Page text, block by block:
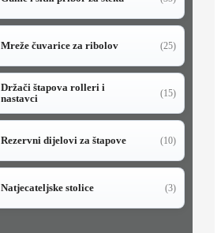
Mreže čuvarice za ribolov (25)
Držači štapova rolleri i
nastavci
(15)
Rezervni dijelovi za štapove (10)
Natjecateljske stolice (3)